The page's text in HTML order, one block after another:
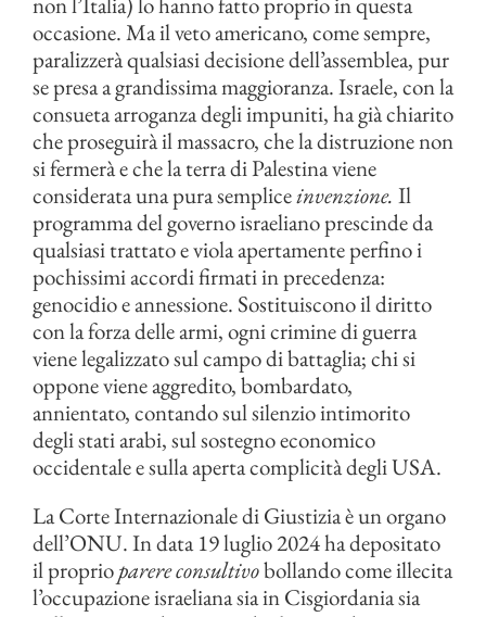
occasione. Ma il veto americano, come sempre,
paralizzerà qualsiasi decisione dell’assemblea, pur
se presa a grandissima maggioranza. Israele, con la
consueta arroganza degli impuniti, ha già chiarito
che proseguirà il massacro, che la distruzione non
si fermerà e che la terra di Palestina viene
considerata una pura sempliceinvenzione. Il
programma del governo israeliano prescinde da
qualsiasi trattato e viola apertamente perfino i
pochissimi accordi firmati in precedenza:
genocidio e annessione. Sostituiscono il diritto
con la forza delle armi, ogni crimine di guerra
viene legalizzato sul campo di battaglia; chi si
oppone viene aggredito, bombardato,
annientato, contando sul silenzio intimorito
degli stati arabi, sul sostegno economico
occidentale e sulla aperta complicità degli USA.
La Corte Internazionale di Giustizia è un organo
dell’ONU. In data 19 luglio 2024 ha depositato
il proprioparere consultivobollando come illecita
l’occupazione israeliana sia in Cisgiordania sia